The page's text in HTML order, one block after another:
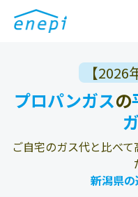
【
プロパンガスの
ご自宅のガス代と比べ
新潟県の